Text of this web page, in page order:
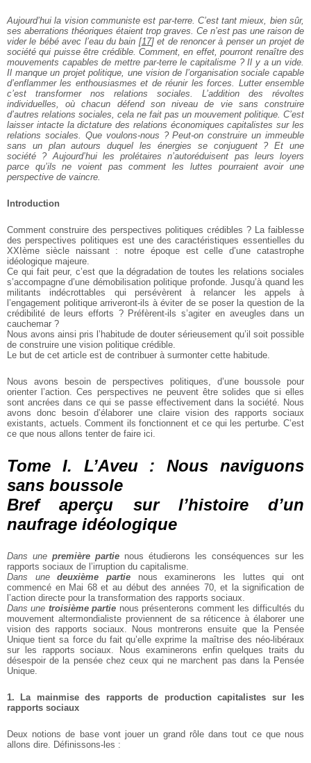
Aujourd’hui la vision communiste est par-terre. C’est tant mieux, bien sûr,
ses aberrations théoriques étaient trop graves. Ce n’est pas une raison de
vider le bébé avec l’eau du bain [17]et de renoncer à penser un projet de
société qui puisse être crédible. Comment, en effet, pourront renaître des
mouvements capables de mettre par-terre le capitalisme ? Il y a un vide.
Il manque un projet politique, une vision de l’organisation sociale capable
d’enflammer les enthousiasmes et de réunir les forces. Lutter ensemble
c’est transformer nos relations sociales. L’addition des révoltes
individuelles, où chacun défend son niveau de vie sans construire
d’autres relations sociales, cela ne fait pas un mouvement politique. C’est
laisser intacte la dictature des relations économiques capitalistes sur les
relations sociales. Que voulons-nous ? Peut-on construire un immeuble
sans un plan autours duquel les énergies se conjuguent ? Et une
société ? Aujourd’hui les prolétaires n’autoréduisent pas leurs loyers
parce qu’ils ne voient pas comment les luttes pourraient avoir une
perspective de vaincre.
Introduction
Comment construire des perspectives politiques crédibles ? La faiblesse
des perspectives politiques est une des caractéristiques essentielles du
XXIème siècle naissant : notre époque est celle d’une catastrophe
idéologique majeure.
Ce qui fait peur, c’est que la dégradation de toutes les relations sociales
s’accompagne d’une démobilisation politique profonde. Jusqu’à quand les
militants indécrottables qui persévèrent à relancer les appels à
l’engagement politique arriveront-ils à éviter de se poser la question de la
crédibilité de leurs efforts ? Préfèrent-ils s’agiter en aveugles dans un
cauchemar ?
Nous avons ainsi pris l’habitude de douter sérieusement qu’il soit possible
de construire une vision politique crédible.
Le but de cet article est de contribuer à surmonter cette habitude.
Nous avons besoin de perspectives politiques, d’une boussole pour
orienter l’action. Ces perspectives ne peuvent être solides que si elles
sont ancrées dans ce qui se passe effectivement dans la société. Nous
avons donc besoin d’élaborer une claire vision des rapports sociaux
existants, actuels. Comment ils fonctionnent et ce qui les perturbe. C’est
ce que nous allons tenter de faire ici.
Tome I. L’Aveu : Nous naviguons
sans boussole
Bref aperçu sur l’histoire d’un
naufrage idéologique
Dans une première partie nous étudierons les conséquences sur les
rapports sociaux de l’irruption du capitalisme.
Dans unedeuxième partie
nous examinerons les luttes qui ont
commencé en Mai 68 et au début des années 70, et la signification de
l’action directe pour la transformation des rapports sociaux.
Dans une troisième partie nous présenterons comment les difficultés du
mouvement altermondialiste proviennent de sa réticence à élaborer une
vision des rapports sociaux. Nous montrerons ensuite que la Pensée
Unique tient sa force du fait qu’elle exprime la maîtrise des néo-libéraux
sur les rapports sociaux. Nous examinerons enfin quelques traits du
désespoir de la pensée chez ceux qui ne marchent pas dans la Pensée
Unique.
1. La mainmise des rapports de production capitalistes sur les
rapports sociaux
Deux notions de base vont jouer un grand rôle dans tout ce que nous
allons dire. Définissons-les :